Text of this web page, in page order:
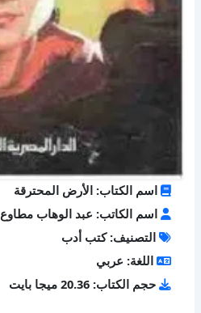
اسم الكتاب: الأرض المحترقة
اسم الكاتب: عبد الوهاب مطاوع
التصنيف: كتب أدب
اللغة: عربي
حجم الكتاب: 20.36 ميجا بايت